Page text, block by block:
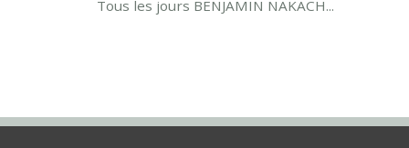
Tous les jours BENJAMIN NAKACH...